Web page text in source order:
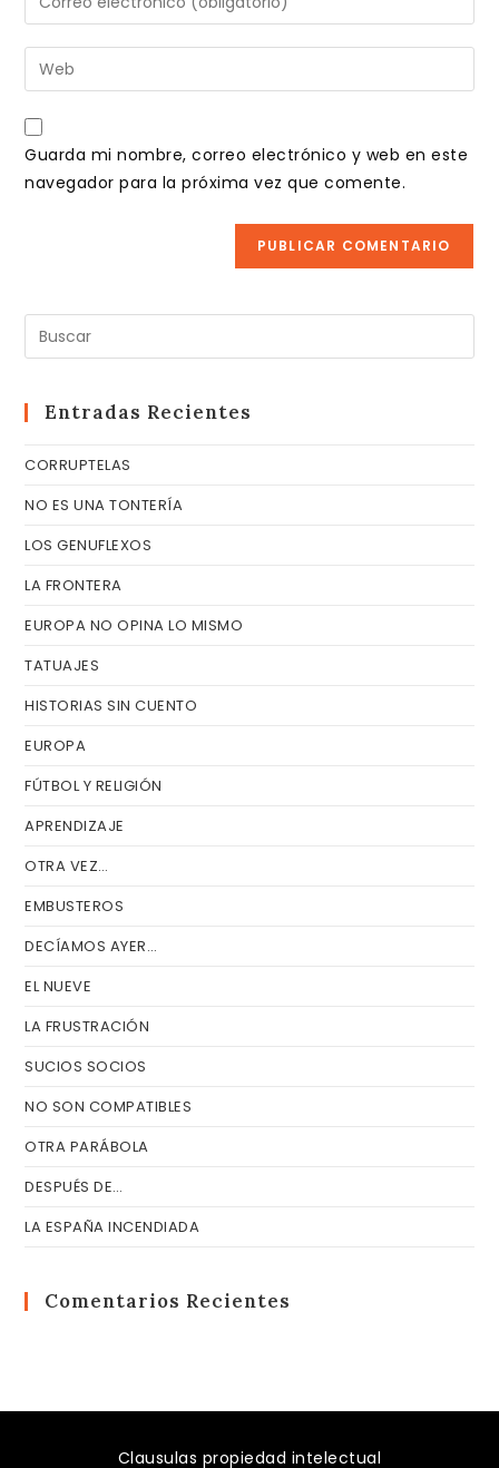
de
usuario
para
comentar
tu
dirección
de
electrónico
para
comentar
Introduce
la
URL
de
Guarda mi nombre, correo electrónico y web en este
navegador para la próxima vez que comente.
Entradas Recientes
CORRUPTELAS
NO ES UNA TONTERÍA
LOS GENUFLEXOS
LA FRONTERA
EUROPA NO OPINA LO MISMO
TATUAJES
HISTORIAS SIN CUENTO
EUROPA
FÚTBOL Y RELIGIÓN
APRENDIZAJE
OTRA VEZ…
EMBUSTEROS
DECÍAMOS AYER…
EL NUEVE
LA FRUSTRACIÓN
SUCIOS SOCIOS
NO SON COMPATIBLES
OTRA PARÁBOLA
DESPUÉS DE…
LA ESPAÑA INCENDIADA
Comentarios Recientes
Clausulas propiedad intelectual